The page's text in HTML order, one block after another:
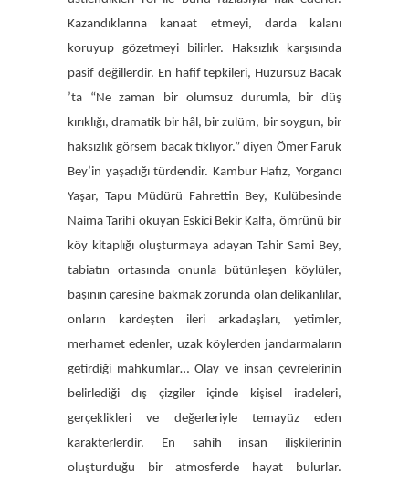
Kazandıklarına kanaat etmeyi, darda kalanı
koruyup gözetmeyi bilirler. Haksızlık karşısında
pasif değillerdir. En hafif tepkileri, Huzursuz Bacak
’ta “Ne zaman bir olumsuz durumla, bir düş
kırıklığı, dramatik bir hâl, bir zulüm, bir soygun, bir
haksızlık görsem bacak tıklıyor.” diyen Ömer Faruk
Bey’in yaşadığı türdendir. Kambur Hafız, Yorgancı
Yaşar, Tapu Müdürü Fahrettin Bey, Kulübesinde
Naima Tarihi okuyan Eskici Bekir Kalfa, ömrünü bir
köy kitaplığı oluşturmaya adayan Tahir Sami Bey,
tabiatın ortasında onunla bütünleşen köylüler,
başının çaresine bakmak zorunda olan delikanlılar,
onların kardeşten ileri arkadaşları, yetimler,
merhamet edenler, uzak köylerden jandarmaların
getirdiği mahkumlar… Olay ve insan çevrelerinin
belirlediği dış çizgiler içinde kişisel iradeleri,
gerçeklikleri ve değerleriyle temayüz eden
karakterlerdir. En sahih insan ilişkilerinin
oluşturduğu bir atmosferde hayat bulurlar.